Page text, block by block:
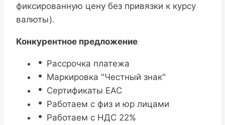
фиксированную цену без привязки к курсу
валюты).
Конкурентное предложение
Рассрочка платежа
Маркировка "Честный знак"
Сертификаты ЕАС
Работаем с физ и юр лицами
Работаем с НДС 22%